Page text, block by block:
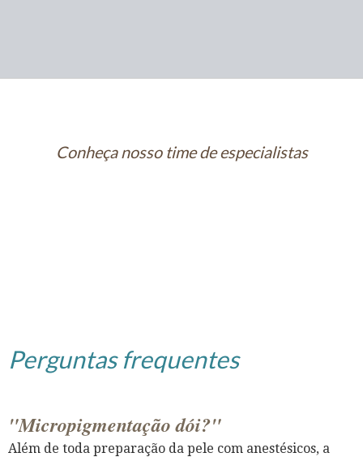
Conheça nosso time de especialistas
Perguntas frequentes
"Micropigmentação dói?"
Além de toda preparação da pele com anestésicos, a